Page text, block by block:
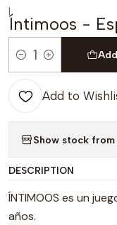
|
Íntimoos -
Quantity
Add to
Show stock
DESCRIPTION
ÍNTIMOOS es un
años.